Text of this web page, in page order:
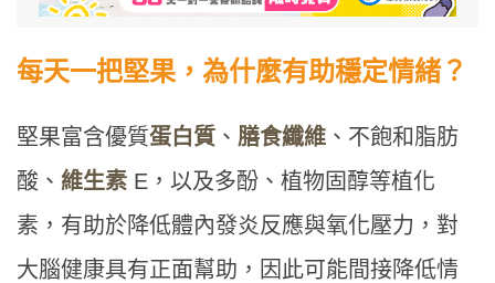
每天一把堅果，為什麼有助穩定情緒？
堅果富含優質蛋白質 、 膳食纖維 、不飽和脂肪
酸、 維生素 E，以及多酚、植物固醇等植化
素，有助於降低體內發炎反應與氧化壓力，對
大腦健康具有正面幫助，因此可能間接降低情